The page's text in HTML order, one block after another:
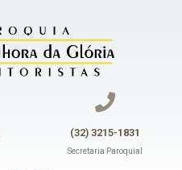
(32) 3215-1831
Secretaria Paroquial